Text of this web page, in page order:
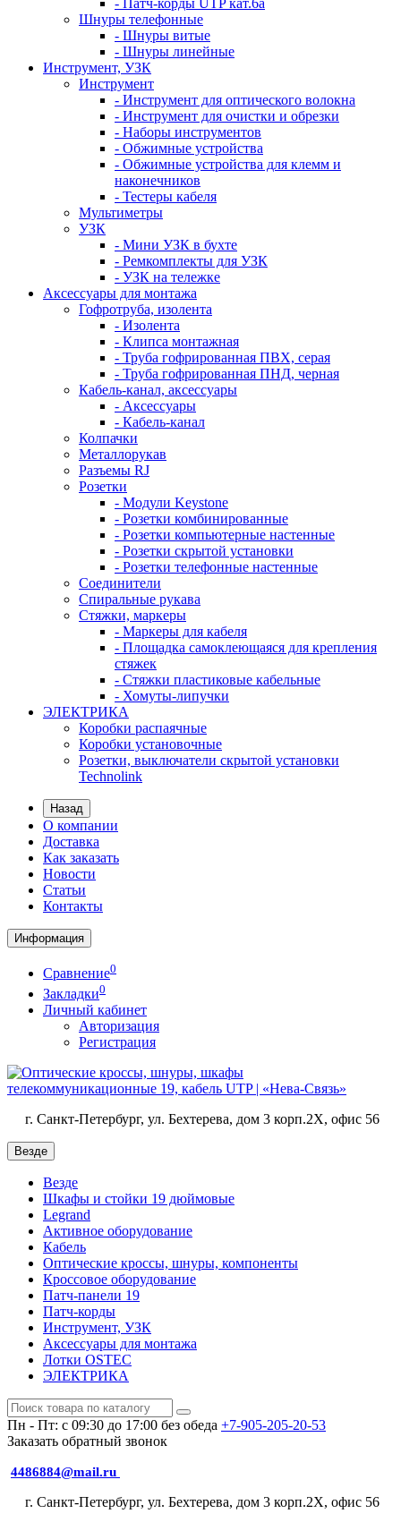
- Патч-корды UTP кат.6а
Шнуры телефонные
- Шнуры витые
- Шнуры линейные
Инструмент, УЗК
Инструмент
- Инструмент для оптического волокна
- Инструмент для очистки и обрезки
- Наборы инструментов
- Обжимные устройства
- Обжимные устройства для клемм и
наконечников
- Тестеры кабеля
Мультиметры
УЗК
- Мини УЗК в бухте
- Ремкомплекты для УЗК
- УЗК на тележке
Аксессуары для монтажа
Гофротруба, изолента
- Изолента
- Клипса монтажная
- Труба гофрированная ПВХ, серая
- Труба гофрированная ПНД, черная
Кабель-канал, аксессуары
- Аксессуары
- Кабель-канал
Колпачки
Металлорукав
Разъемы RJ
Розетки
- Модули Keystone
- Розетки комбинированные
- Розетки компьютерные настенные
- Розетки скрытой установки
- Розетки телефонные настенные
Соединители
Спиральные рукава
Стяжки, маркеры
- Маркеры для кабеля
- Площадка самоклеющаяся для крепления
стяжек
- Стяжки пластиковые кабельные
- Хомуты-липучки
ЭЛЕКТРИКА
Коробки распаячные
Коробки установочные
Розетки, выключатели скрытой установки
Technolink
Назад
О компании
Доставка
Как заказать
Новости
Статьи
Контакты
Информация
Сравнение0
Закладки0
Личный кабинет
Авторизация
Регистрация
г. Санкт-Петербург, ул. Бехтерева, дом 3 корп.2X, офис 56
Везде
Везде
Шкафы и стойки 19 дюймовые
Legrand
Активное оборудование
Кабель
Оптические кроссы, шнуры, компоненты
Кроссовое оборудование
Патч-панели 19
Патч-корды
Инструмент, УЗК
Аксессуары для монтажа
Лотки OSTEC
ЭЛЕКТРИКА
Пн - Пт: с 09:30 до 17:00 без обеда +7-905-205-20-53
Заказать обратный звонок
4486884@mail.ru
г. Санкт-Петербург, ул. Бехтерева, дом 3 корп.2X, офис 56